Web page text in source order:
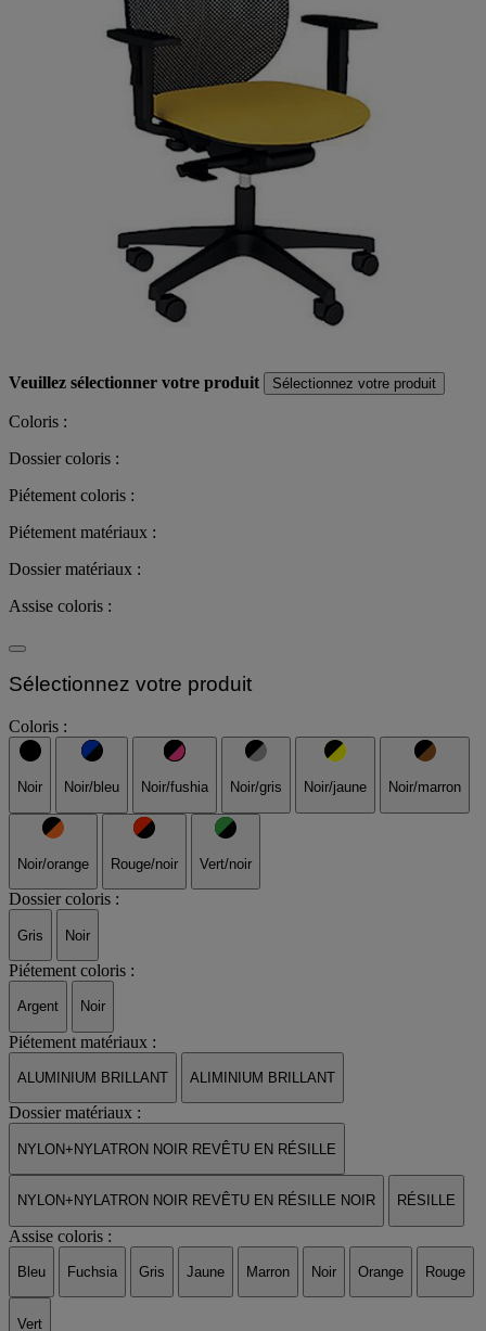
Veuillez sélectionner votre produit Sélectionnez votre produit
Coloris :
Dossier coloris :
Piétement coloris :
Piétement matériaux :
Dossier matériaux :
Assise coloris :
Sélectionnez votre produit
Coloris :
Noir Noir/bleu Noir/fushia Noir/gris Noir/jaune Noir/marron
Noir/orange Rouge/noir Vert/noir
Dossier coloris :
Gris Noir
Piétement coloris :
Argent Noir
Piétement matériaux :
ALUMINIUM BRILLANT ALIMINIUM BRILLANT
Dossier matériaux :
NYLON+NYLATRON NOIR REVÊTU EN RÉSILLE
NYLON+NYLATRON NOIR REVÊTU EN RÉSILLE NOIR RÉSILLE
Assise coloris :
Bleu Fuchsia Gris Jaune Marron Noir Orange Rouge
Vert